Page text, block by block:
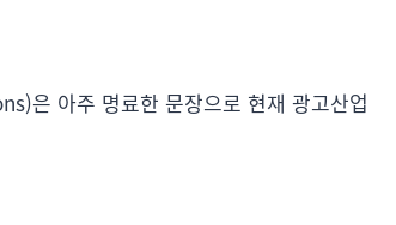
은 아주 명료한 문장으로 현재 광고산업